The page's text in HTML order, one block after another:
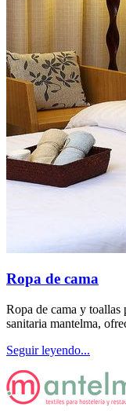
Ropa de cama
Ropa de cama y toallas
sanitaria mantelma,
Seguir leyendo...